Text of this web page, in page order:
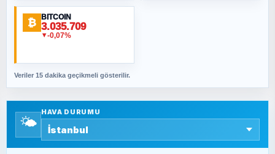
ORHAN KILIÇOĞLU
Fahişeye beyinli bir müstevli alçağına
SAVAŞ ŞAHİN
SEYFULLAH ÇİÇEK
₿ BITCOIN
3.035.709
▼-0,07%
Veriler 15 dakika geçikmeli gösterilir.
🌤️
HAVA DURUMU